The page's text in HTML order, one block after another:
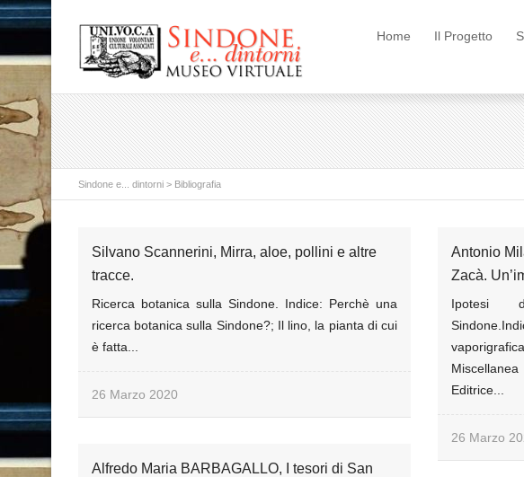
Home Il Progetto
Sindone e... dintorni > Bibliografia
Silvano Scannerini, Mirra, aloe, pollini e altre
tracce.
Ricerca botanica sulla Sindone. Indice: Perchè una
ricerca botanica sulla Sindone?; Il lino, la pianta di cui
è fatta...
26 Marzo 2020
Antonio
Zacà.
Ipotesi di
Editrice...
26 Marzo
Alfredo Maria BARBAGALLO, I tesori di San